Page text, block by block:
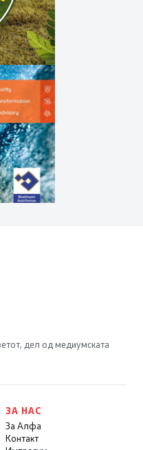
дел од медиумската
ЗА НАС
За Алфа
Контакт